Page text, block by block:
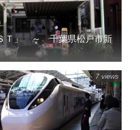
Ｔ」 ～ 千葉県松戸市新
7 views